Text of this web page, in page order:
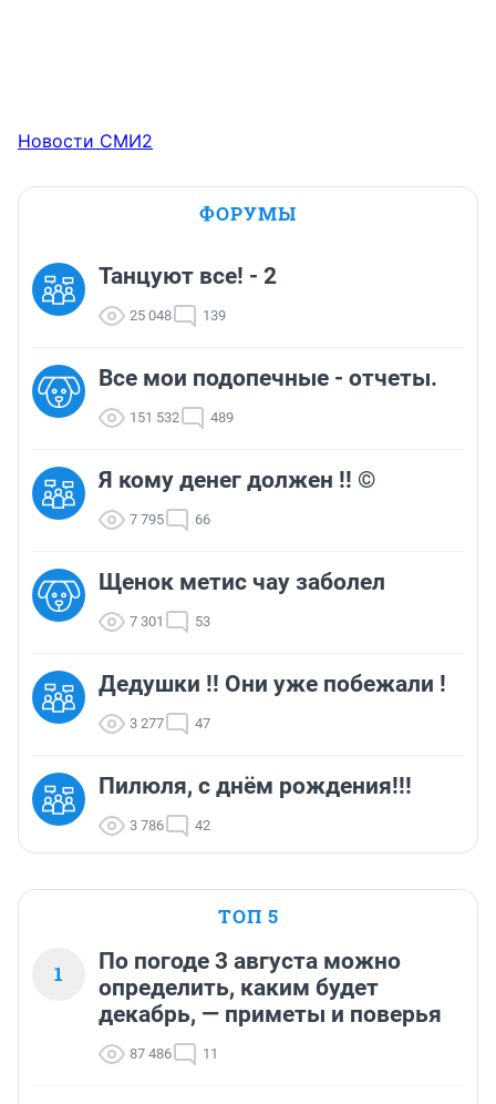
Новости СМИ2
ФОРУМЫ
Танцуют все! - 2
25 048 139
Все мои подопечные - отчеты.
151 532 489
Я кому денег должен !! ©
7 795 66
Щенок метис чау заболел
7 301 53
Дедушки !! Они уже побежали !
3 277 47
Пилюля, с днём рождения!!!
3 786 42
ТОП 5
1
По погоде 3 августа можно
определить, каким будет
декабрь, — приметы и поверья
87 486 11